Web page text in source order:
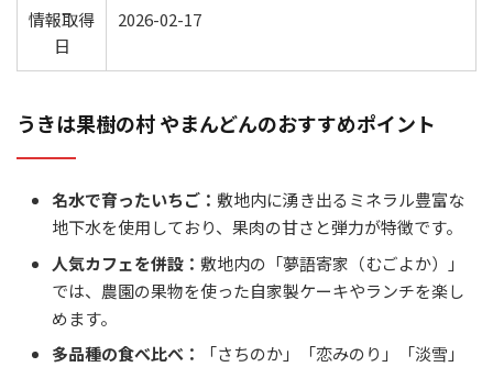
情報取得
日
2026-02-17
うきは果樹の村 やまんどんのおすすめポイント
名水で育ったいちご： 敷地内に湧き出るミネラル豊富な
地下水を使用しており、果肉の甘さと弾力が特徴です。
人気カフェを併設： 敷地内の「夢語寄家（むごよか）」
では、農園の果物を使った自家製ケーキやランチを楽し
めます。
多品種の食べ比べ：
「さちのか」「恋みのり」「淡雪」